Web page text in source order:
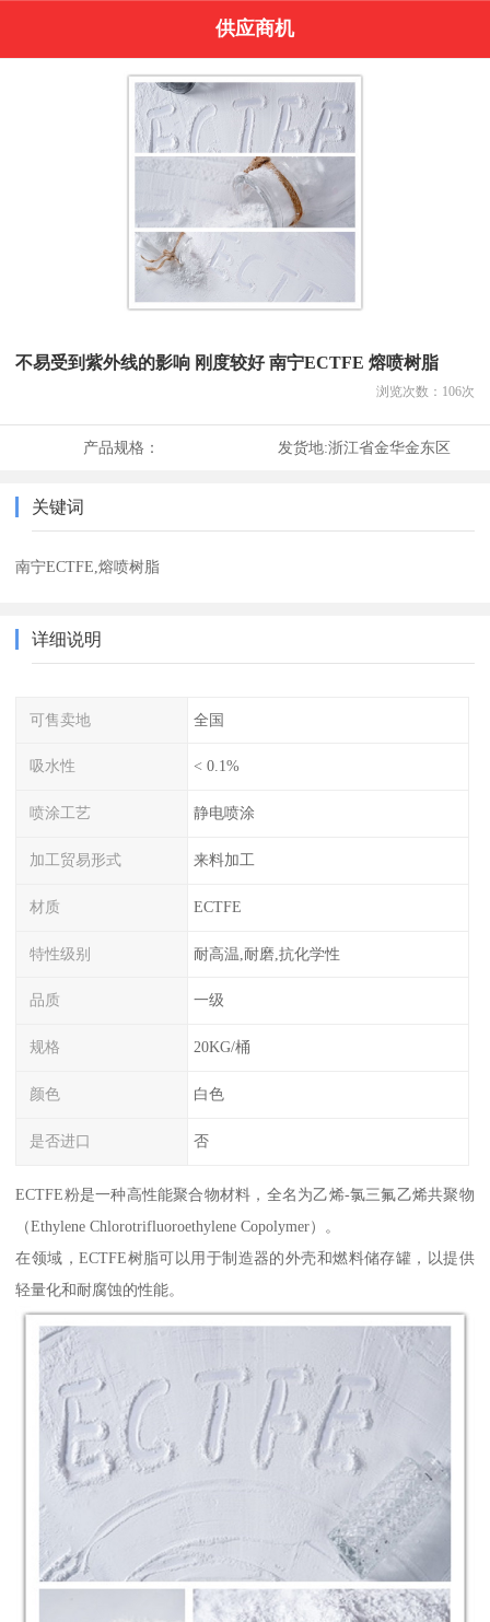
供应商机
不易受到紫外线的影响 刚度较好 南宁ECTFE 熔喷树脂
浏览次数： 106次
产品规格： 发货地:浙江省金华金东区
关键词
南宁ECTFE,熔喷树脂
详细说明
可售卖地 全国
吸水性 < 0.1%
喷涂工艺 静电喷涂
加工贸易形式 来料加工
材质 ECTFE
特性级别 耐高温,耐磨,抗化学性
品质 一级
规格 20KG/桶
颜色 白色
是否进口 否
ECTFE粉是一种高性能聚合物材料，全名为乙烯-氯三氟乙烯共聚物
（Ethylene Chlorotrifluoroethylene Copolymer）。
在领域，ECTFE树脂可以用于制造器的外壳和燃料储存罐，以提供
轻量化和耐腐蚀的性能。